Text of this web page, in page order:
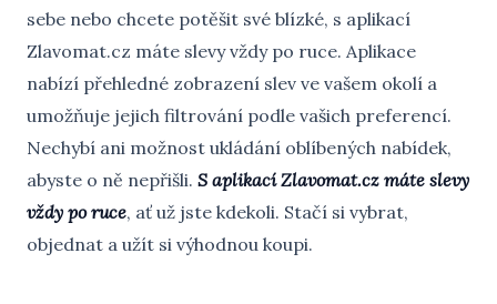
sebe nebo chcete potěšit své blízké, s aplikací
Zlavomat.cz máte slevy vždy po ruce. Aplikace
nabízí přehledné zobrazení slev ve vašem okolí a
umožňuje jejich filtrování podle vašich preferencí.
Nechybí ani možnost ukládání oblíbených nabídek,
abyste o ně nepřišli. S aplikací Zlavomat.cz máte slevy
vždy po ruce, ať už jste kdekoli. Stačí si vybrat,
objednat a užít si výhodnou koupi.